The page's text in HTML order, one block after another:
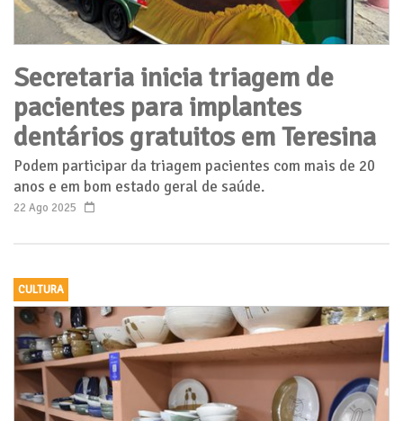
Secretaria inicia triagem de
pacientes para implantes
dentários gratuitos em Teresina
Podem participar da triagem pacientes com mais de 20
anos e em bom estado geral de saúde.
22 Ago 2025
CULTURA